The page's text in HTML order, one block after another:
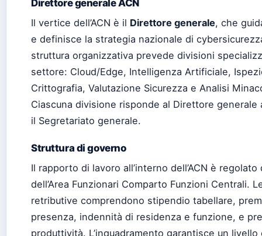
Direttore generale ACN
Il vertice dell’ACN è il Direttore generale, che
e definisce la strategia nazionale di
struttura organizzativa prevede divisioni
settore: Cloud/Edge, Intelligenza Artificiale,
Crittografia, Valutazione Sicurezza e Analisi
Ciascuna divisione risponde al Direttore generale
il Segretariato generale.
Struttura di governo
Il rapporto di lavoro all’interno dell’ACN è regolato
dell’Area Funzionari Comparto Funzioni Centrali.
retributive comprendono stipendio tabellare,
presenza, indennità di residenza e funzione, e
produttività. L’inquadramento garantisce un